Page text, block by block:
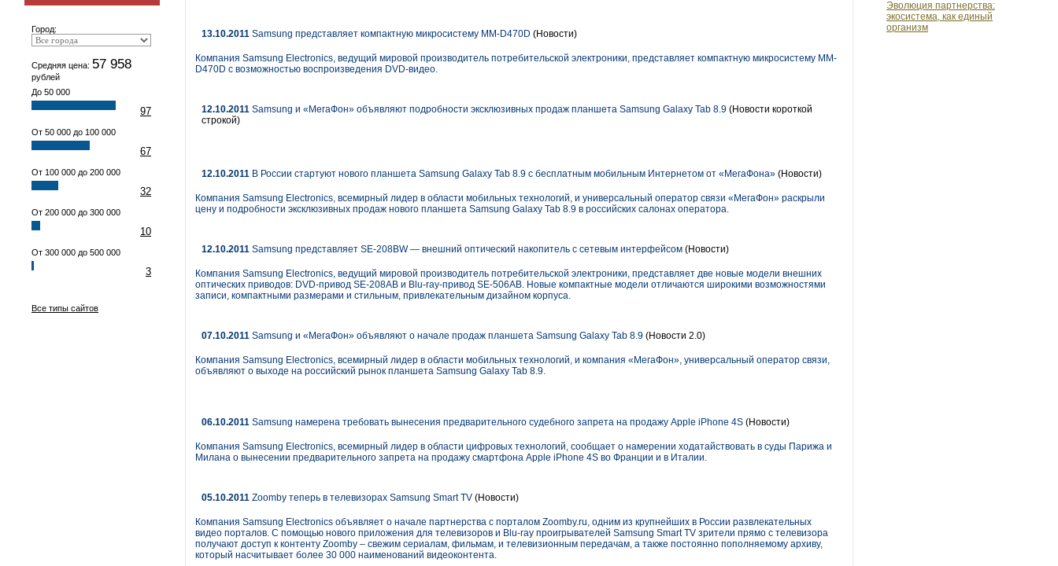
Город:
Средняя цена: 57 958
рублей
До 50 000
97
От 50 000 до 100 000
67
От 100 000 до 200 000
32
От 200 000 до 300 000
10
От 300 000 до 500 000
3
Все типы сайтов
Эволюция партнерства:
экосистема, как единый
организм
13.10.2011 Samsung представляет компактную микросистему ММ-D470D (Новости)
Компания Samsung Electronics, ведущий мировой производитель потребительской электроники, представляет компактную микросистему MM-
D470D с возможностью воспроизведения DVD-видео.
12.10.2011 Samsung и «МегаФон» объявляют подробности эксклюзивных продаж планшета Samsung Galaxy Tab 8.9 (Новости короткой
строкой)
12.10.2011 В России стартуют нового планшета Samsung Galaxy Tab 8.9 с бесплатным мобильным Интернетом от «МегаФона» (Новости)
Компания Samsung Electronics, всемирный лидер в области мобильных технологий, и универсальный оператор связи «МегаФон» раскрыли
цену и подробности эксклюзивных продаж нового планшета Samsung Galaxy Tab 8.9 в российских салонах оператора.
12.10.2011 Samsung представляет SE-208BW — внешний оптический накопитель с сетевым интерфейсом (Новости)
Компания Samsung Electronics, ведущий мировой производитель потребительской электроники, представляет две новые модели внешних
оптических приводов: DVD-привод SE-208AB и Blu-ray-привод SE-506AB. Новые компактные модели отличаются широкими возможностями
записи, компактными размерами и стильным, привлекательным дизайном корпуса.
07.10.2011 Samsung и «МегаФон» объявляют о начале продаж планшета Samsung Galaxy Tab 8.9 (Новости 2.0)
Компания Samsung Electronics, всемирный лидер в области мобильных технологий, и компания «МегаФон», универсальный оператор связи,
объявляют о выходе на российский рынок планшета Samsung Galaxy Tab 8.9.
06.10.2011 Samsung намерена требовать вынесения предварительного судебного запрета на продажу Apple iPhone 4S (Новости)
Компания Samsung Electronics, всемирный лидер в области цифровых технологий, сообщает о намерении ходатайствовать в суды Парижа и
Милана о вынесении предварительного запрета на продажу смартфона Apple iPhone 4S во Франции и в Италии.
05.10.2011 Zoomby теперь в телевизорах Samsung Smart TV (Новости)
Компания Samsung Electronics объявляет о начале партнерства с порталом Zoomby.ru, одним из крупнейших в России развлекательных
видео порталов. С помощью нового приложения для телевизоров и Blu-ray проигрывателей Samsung Smart TV зрители прямо с телевизора
получают доступ к контенту Zoomby – свежим сериалам, фильмам, и телевизионным передачам, а также постоянно пополняемому архиву,
который насчитывает более 30 000 наименований видеоконтента.